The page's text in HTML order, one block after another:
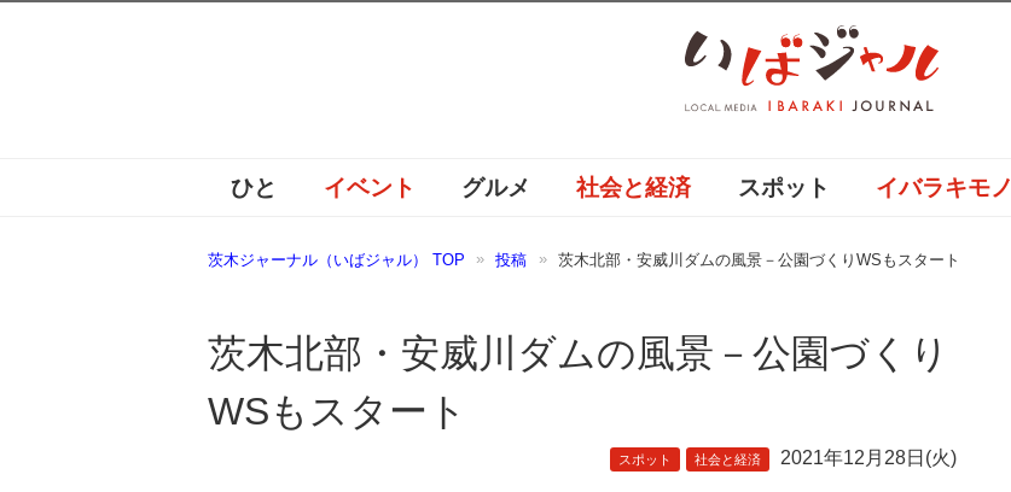
ひと イベント グルメ 社会と経済 スポット イバラキモノ
茨木ジャーナル（いばジャル） TOP 投稿 茨木北部・安威川ダムの風景－公園づくりWSもスタート
茨木北部・安威川ダムの風景－公園づくり
WSもスタート
スポット 社会と経済 2021年12月28日(火)